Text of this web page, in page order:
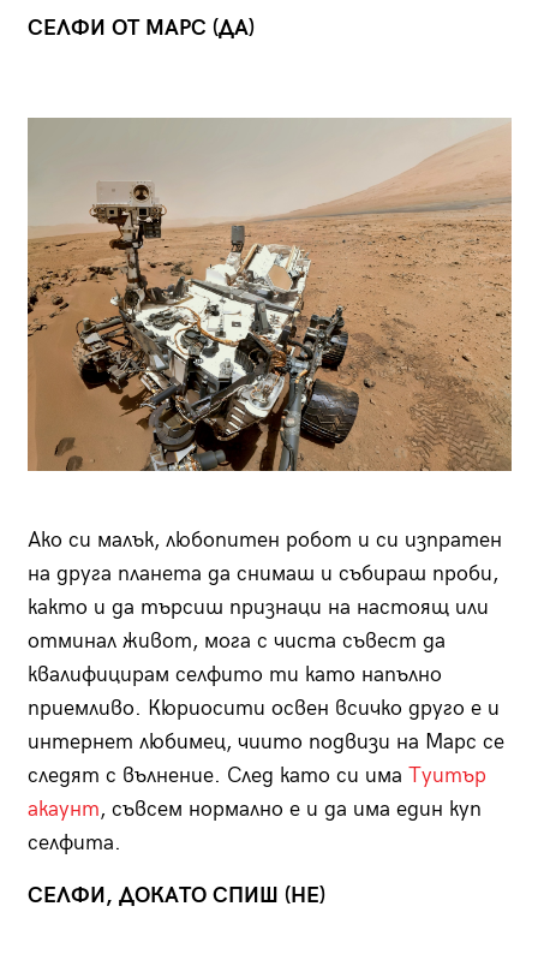
СЕЛФИ ОТ МАРС (ДА)
Ако си малък, любопитен робот и си изпратен
на друга планета да снимаш и събираш проби,
както и да търсиш признаци на настоящ или
отминал живот, мога с чиста съвест да
квалифицирам селфито ти като напълно
приемливо. Кюриосити освен всичко друго е и
интернет любимец, чиито подвизи на Марс се
следят с вълнение. След като си има Туитър
акаунт, съвсем нормално е и да има един куп
селфита.
СЕЛФИ, ДОКАТО СПИШ (НЕ)